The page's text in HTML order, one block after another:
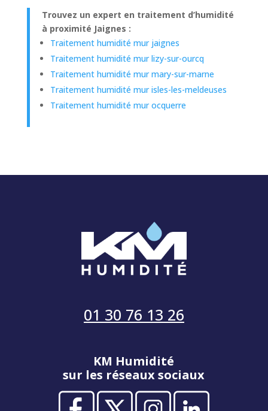
Trouvez un expert en traitement d’humidité
à proximité Jaignes :
Traitement humidité mur jaignes
Traitement humidité mur lizy-sur-ourcq
Traitement humidité mur mary-sur-marne
Traitement humidité mur isles-les-meldeuses
Traitement humidité mur ocquerre
01 30 76 13 26
KM Humidité
sur les réseaux sociaux